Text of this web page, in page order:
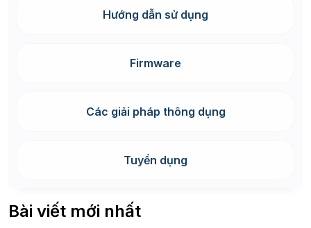
Hướng dẫn sử dụng
Firmware
Các giải pháp thông dụng
Tuyển dụng
Bài viết mới nhất